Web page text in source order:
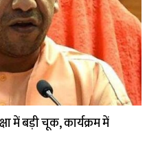
में बड़ी चूक, कार्यक्रम में